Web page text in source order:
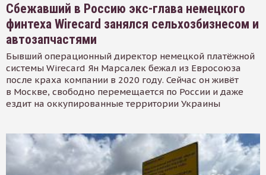
Сбежавший в Россию экс-глава немецкого
финтеха Wirecard занялся сельхозбизнесом и
автозапчастями
Бывший операционный директор немецкой платёжной
системы Wirecard Ян Марсалек бежал из Евросоюза
после краха компании в 2020 году. Сейчас он живёт
в Москве, свободно перемещается по России и даже
ездит на оккупированные территории Украины